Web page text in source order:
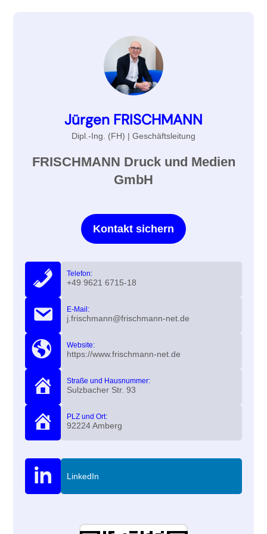
Jürgen FRISCHMANN
Dipl.-Ing. (FH) | Geschäftsleitung
FRISCHMANN Druck und Medien
GmbH
Kontakt sichern
Telefon:
+49 9621 6715-18
E-Mail:
j.frischmann@frischmann-net.de
Website:
https://www.frischmann-net.de
Straße und Hausnummer:
Sulzbacher Str. 93
PLZ und Ort:
92224 Amberg
LinkedIn